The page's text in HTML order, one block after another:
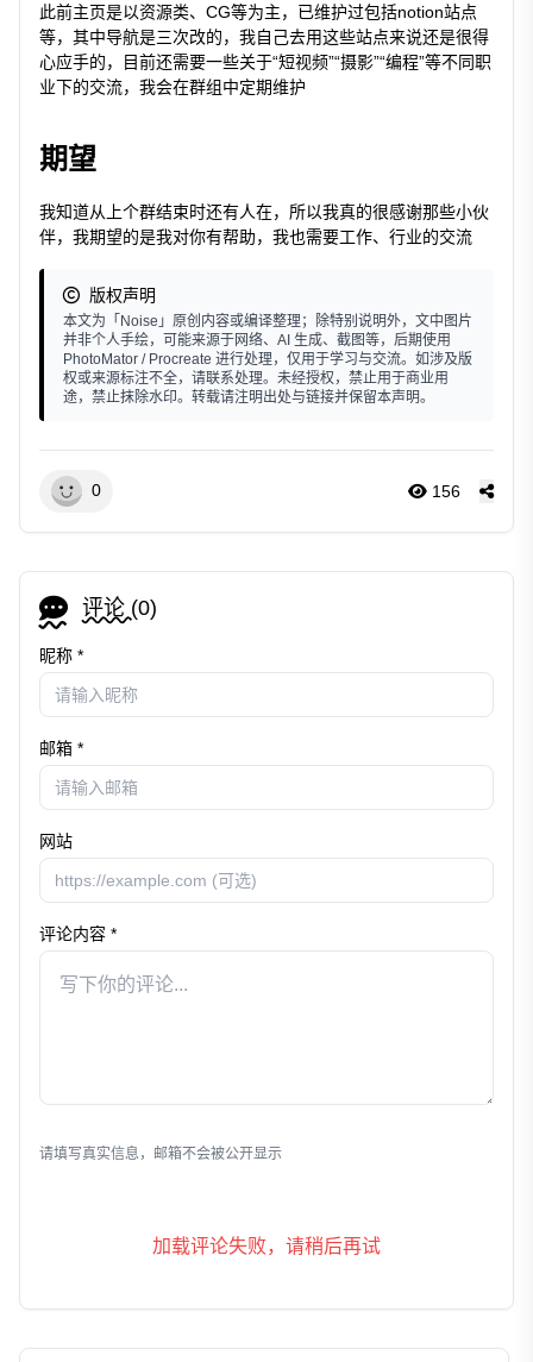
此前主页是以资源类、CG等为主，已维护过包括notion站点
等，其中导航是三次改的，我自己去用这些站点来说还是很得
心应手的，目前还需要一些关于“短视频”“摄影”“编程”等不同职
业下的交流，我会在群组中定期维护
期望
我知道从上个群结束时还有人在，所以我真的很感谢那些小伙
伴，我期望的是我对你有帮助，我也需要工作、行业的交流
版权声明
本文为「Noise」原创内容或编译整理；除特别说明外，文中图片
并非个人手绘，可能来源于网络、AI 生成、截图等，后期使用
PhotoMator / Procreate 进行处理，仅用于学习与交流。如涉及版
权或来源标注不全，请联系处理。未经授权，禁止用于商业用
途，禁止抹除水印。转载请注明出处与链接并保留本声明。
0 156
评论 (0)
昵称 *
邮箱 *
网站
评论内容 *
请填写真实信息，邮箱不会被公开显示
加载评论失败，请稍后再试